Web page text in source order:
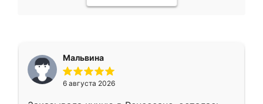
Мальвина
6 августа 2026